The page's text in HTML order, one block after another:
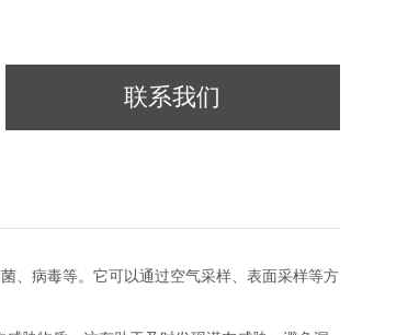
联系我们
、病毒等。它可以通过空气采样、表面采样等方